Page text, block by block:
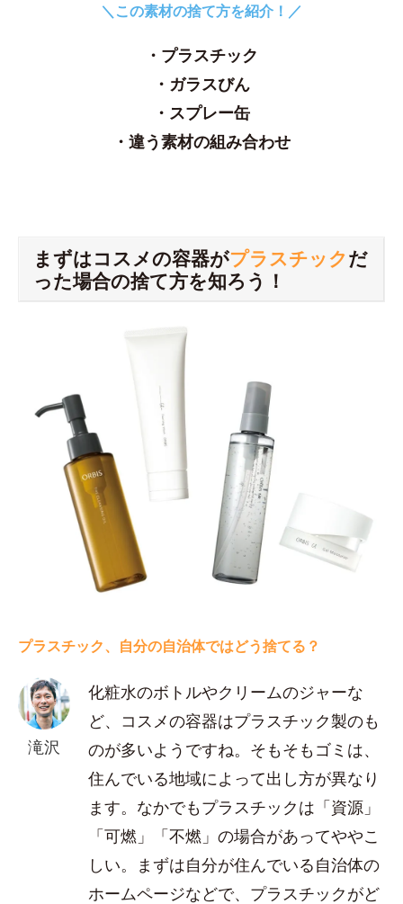
＼この素材の捨て方を紹介！／
・プラスチック
・ガラスびん
・スプレー缶
・違う素材の組み合わせ
まずはコスメの容器がプラスチックだ
った場合の捨て方を知ろう！
プラスチック、自分の自治体ではどう捨てる？
滝沢
化粧水のボトルやクリームのジャーな
ど、コスメの容器はプラスチック製のも
のが多いようですね。そもそもゴミは、
住んでいる地域によって出し方が異なり
ます。なかでもプラスチックは「資源」
「可燃」「不燃」の場合があってややこ
しい。まずは自分が住んでいる自治体の
ホームページなどで、プラスチックがど